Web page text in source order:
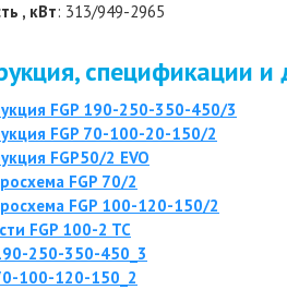
, кВт: 313/949-2965
спецификации и
FGP 190-250-350-450/3
FGP 70-100-20-150/2
FGP50/2 EVO
FGP 70/2
FGP 100-120-150/2
FGP 100-2 TC
250-350-450_3
100-120-150_2